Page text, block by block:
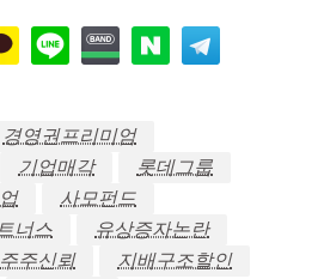
경영권프리미엄
기업매각
롯데그룹
사모펀드
너스
유상증자논란
주주신뢰
지배구조할인